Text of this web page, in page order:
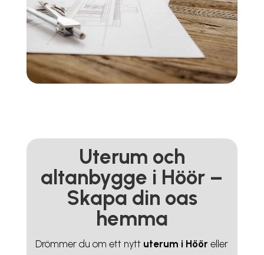
Uterum och
altanbygge i Höör –
Skapa din oas
hemma
Drömmer du om ett nytt uterum i Höör eller